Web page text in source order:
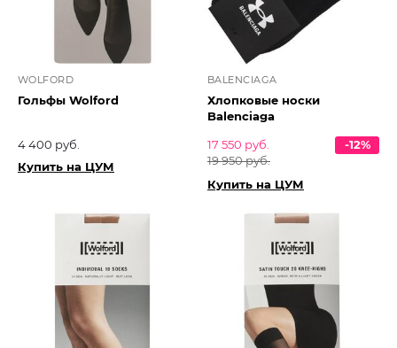
WOLFORD
Гольфы Wolford
4 400 руб.
Купить на ЦУМ
BALENCIAGA
Хлопковые носки
Balenciaga
17 550 руб.
19 950 руб.
-12%
Купить на ЦУМ